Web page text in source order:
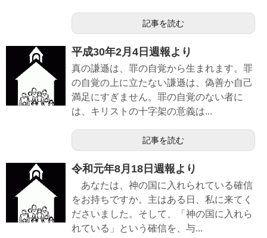
記事を読む
平成30年2月4日週報より
真の謙遜は、罪の自覚から生まれます。罪
の自覚の上に立たない謙遜は、偽善か自己
満足にすぎません。罪の自覚のない者に
は、キリストの十字架の意義は...
記事を読む
令和元年8月18日週報より
あなたは、神の国に入れられている確信
をお持ちですか。主はある日、私に来てく
ださいました。そして、「神の国に入れら
れている」という確信を、与...